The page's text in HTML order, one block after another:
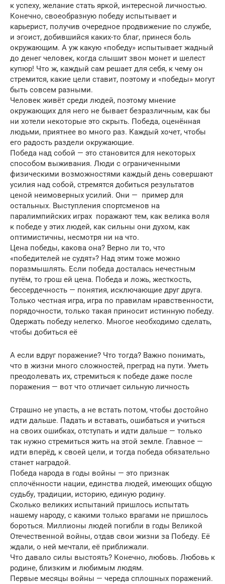
к успеху, желание стать яркой, интересной личностью.
Конечно, своеобразную победу испытывает и
карьерист, получив очередное продвижение по службе,
и эгоист, добившийся каких-то благ, принеся боль
окружающим. А уж какую «победу» испытывает жадный
до денег человек, когда слышит звон монет и шелест
купюр! Что ж, каждый сам решает для себя, к чему он
стремится, какие цели ставит, поэтому и «победы» могут
быть совсем разными.
Человек живёт среди людей, поэтому мнение
окружающих для него не бывает безразличным, как бы
ни хотели некоторые это скрыть. Победа, оценённая
людьми, приятнее во много раз. Каждый хочет, чтобы
его радость раздели окружающие.
Победа над собой — это становится для некоторых
способом выживания. Люди с ограниченными
физическими возможностями каждый день совершают
усилия над собой, стремятся добиться результатов
ценой неимоверных усилий. Они — пример для
остальных. Выступления спортсменов на
паралимпийских играх поражают тем, как велика воля
к победе у этих людей, как сильны они духом, как
оптимистичны, несмотря ни на что.
Цена победы, какова она? Верно ли то, что
«победителей не судят»? Над этим тоже можно
поразмышлять. Если победа досталась нечестным
путём, то грош ей цена. Победа и ложь, жесткость,
бессердечность — понятия, исключающие друг друга.
Только честная игра, игра по правилам нравственности,
порядочности, только такая приносит истинную победу.
Одержать победу нелегко. Многое необходимо сделать,
чтобы добиться её
А если вдруг поражение? Что тогда? Важно понимать,
что в жизни много сложностей, преград на пути. Уметь
преодолевать их, стремиться к победе даже после
поражения — вот что отличает сильную личность
Страшно не упасть, а не встать потом, чтобы достойно
идти дальше. Падать и вставать, ошибаться и учиться
на своих ошибках, отступать и идти дальше — только
так нужно стремиться жить на этой земле. Главное —
идти вперёд, к своей цели, и тогда победа обязательно
станет наградой.
Победа народа в годы войны — это признак
сплочённости нации, единства людей, имеющих общую
судьбу, традиции, историю, единую родину.
Сколько великих испытаний пришлось испытать
нашему народу, с какими только врагами не пришлось
бороться. Миллионы людей погибли в годы Великой
Отечественной войны, отдав свои жизни за Победу. Её
ждали, о ней мечтали, её приближали.
Что давало силы выстоять? Конечно, любовь. Любовь к
родине, близким и любимым людям.
Первые месяцы войны — череда сплошных поражений.